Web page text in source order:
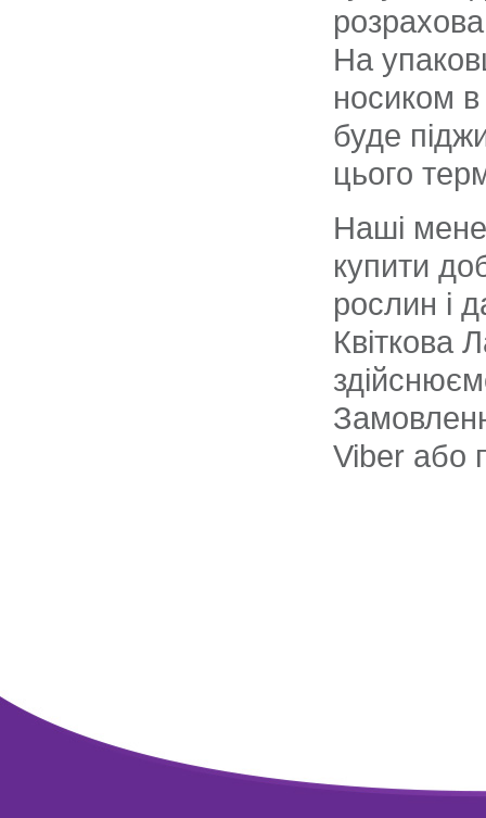
На
носиком
буде
цього
Наші
купити
рослин і
Квіткова
Viber або